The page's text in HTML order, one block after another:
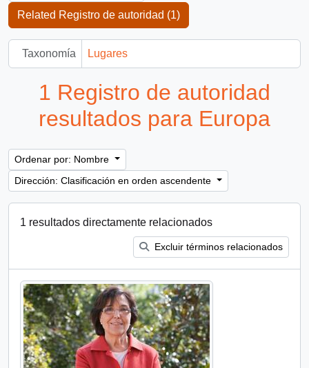
Related Registro de autoridad (1)
Taxonomía Lugares
1 Registro de autoridad
resultados para Europa
Ordenar por: Nombre
Dirección: Clasificación en orden ascendente
1 resultados directamente relacionados
Excluir términos relacionados